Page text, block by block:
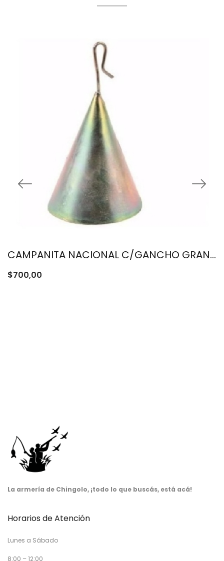
CAMPANITA NACIONAL C/GANCHO GRANDE
$700,00
La armería de Chingolo, ¡todo lo que buscás, está acá!
Horarios de Atención
Lunes a Sábado
8:00 – 12:00